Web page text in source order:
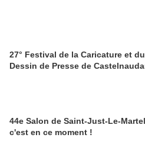
27° Festival de la Caricature et du
Dessin de Presse de
44e Salon de Saint-Just-Le-
c'est en ce moment !